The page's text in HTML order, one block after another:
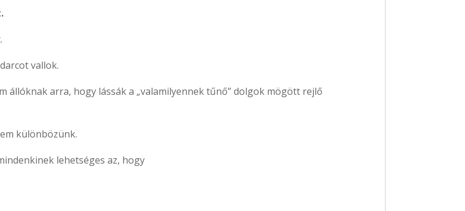
vallok.
állóknak arra, hogy lássák a „valamilyennek tűnő” dolgok mögött rejlő
különbözünk.
lehetséges az, hogy